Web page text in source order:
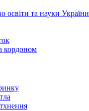
освіти та науки України
кордоном